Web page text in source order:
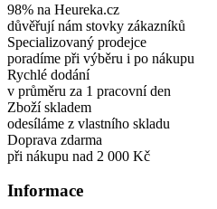
98% na Heureka.cz
důvěřují nám stovky zákazníků
Specializovaný prodejce
poradíme při výběru i po nákupu
Rychlé dodání
v průměru za 1 pracovní den
Zboží skladem
odesíláme z vlastního skladu
Doprava zdarma
při nákupu nad 2 000 Kč
Informace